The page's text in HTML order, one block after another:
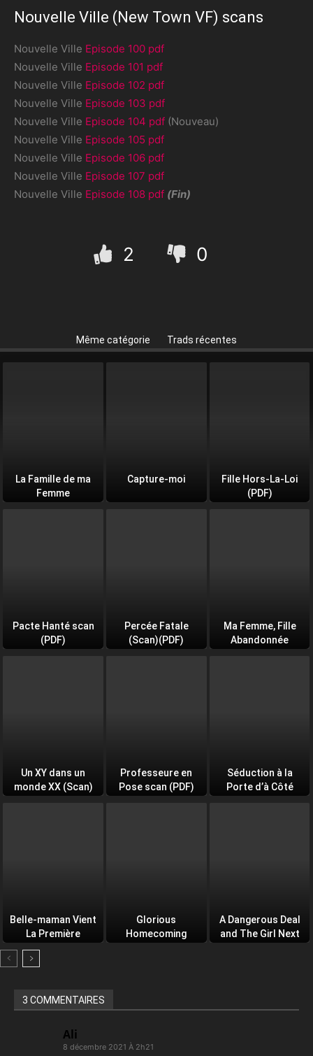
Nouvelle Ville (New Town VF) scans
Nouvelle Ville Episode 100 pdf
Nouvelle Ville Episode 101 pdf
Nouvelle Ville Episode 102 pdf
Nouvelle Ville Episode 103 pdf
Nouvelle Ville Episode 104 pdf (Nouveau)
Nouvelle Ville Episode 105 pdf
Nouvelle Ville Episode 106 pdf
Nouvelle Ville Episode 107 pdf
Nouvelle Ville Episode 108 pdf (Fin)
2 0
Même catégorie Trads récentes
La Famille de ma
Femme
Capture-moi
Fille Hors-La-Loi
(PDF)
Pacte Hanté scan
(PDF)
Percée Fatale
(Scan)(PDF)
Ma Femme, Fille
Abandonnée
Un XY dans un
monde XX (Scan)
Professeure en
Pose scan (PDF)
Séduction à la
Porte d’à Côté
Belle-maman Vient
La Première
Glorious
Homecoming
A Dangerous Deal
and The Girl Next
3 COMMENTAIRES
Ali
8 décembre 2021 À 2h21